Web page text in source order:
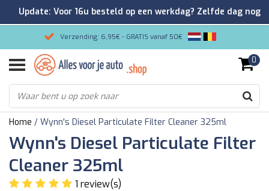
Verzending: 6,95€ - GRATIS vanaf 50€
Gemakkelijk bestellen/Veilig betalen
9.2/10 Klantenrating via Kiyoh!
0
Home / Wynn's Diesel Particulate Filter Cleaner 325ml
Wynn's Diesel Particulate Filter
Cleaner 325ml
1 review(s)
Update: Voor 16u besteld op een werkdag? Zelfde dag nog
verzonden!